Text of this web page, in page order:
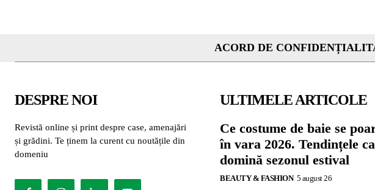
ACORD DE
DESPRE NOI
Revistă online și print despre case, amenajări
și grădini. Te ținem la curent cu noutățile din
domeniu
ULTIMELE ARTICOLE
Ce costume de baie se
în vara 2026. Tendințele
domină sezonul estival
BEAUTY & FASHION 5 august 26